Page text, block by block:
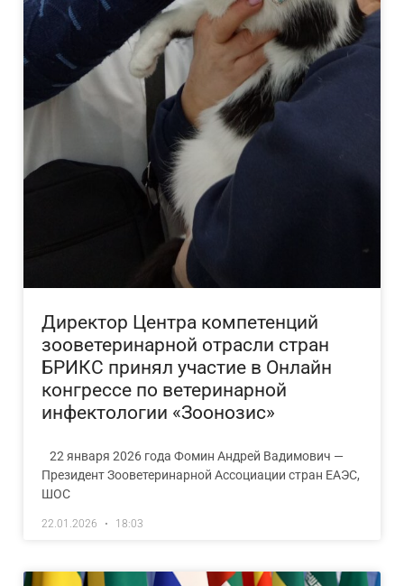
Директор Центра компетенций
зооветеринарной отрасли стран
БРИКС принял участие в Онлайн
конгрессе по ветеринарной
инфектологии «Зоонозис»
22 января 2026 года Фомин Андрей Вадимович —
Президент Зооветеринарной Ассоциации стран ЕАЭС,
ШОС
22.01.2026 18:03